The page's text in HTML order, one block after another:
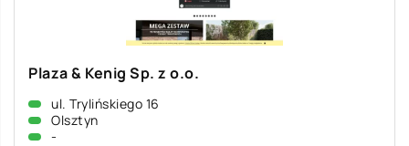
Plaza & Kenig Sp. z o.o.
ul. Trylińskiego 16
Olsztyn
-